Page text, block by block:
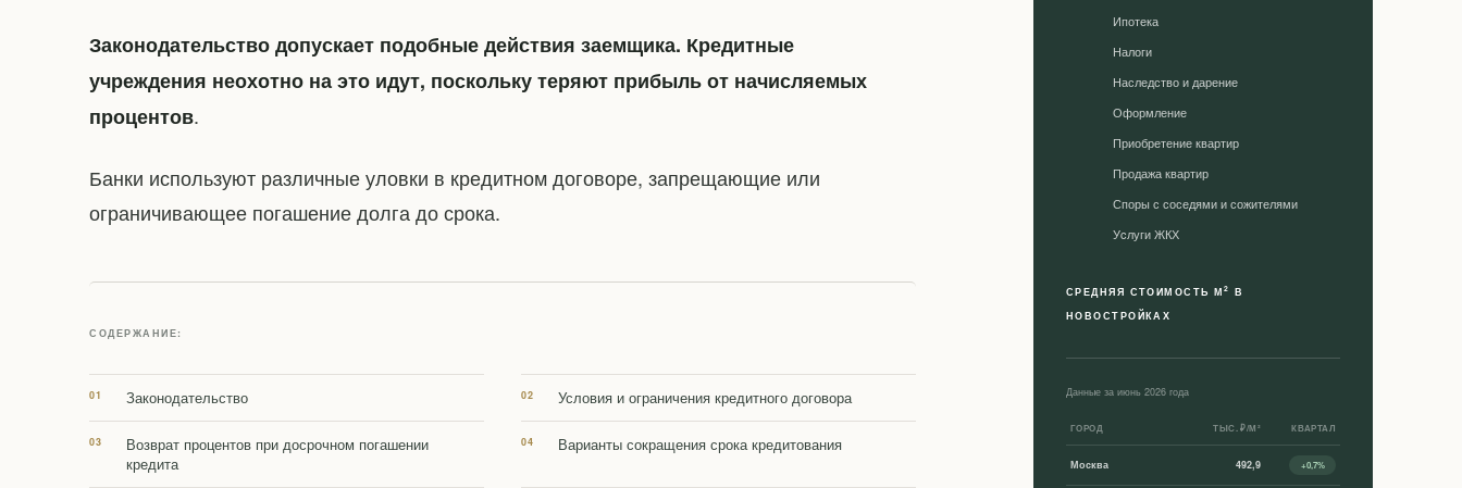
Законодательство допускает подобные действия заемщика. Кредитные
учреждения неохотно на это идут, поскольку теряют прибыль от начисляемых
процентов.
Банки используют различные уловки в кредитном договоре, запрещающие или
ограничивающее погашение долга до срока.
СОДЕРЖАНИЕ:
Законодательство Условия и ограничения кредитного договора
Возврат процентов при досрочном погашении
кредита
Варианты сокращения срока кредитования
Ипотека
Налоги
Наследство и дарение
Оформление
Приобретение квартир
Продажа квартир
Споры с соседями и сожителями
Уcлуги ЖКХ
СРЕДНЯЯ СТОИМОСТЬ М2 В
НОВОСТРОЙКАХ
Данные за июнь 2026 года
ГОРОД ТЫС. ₽/М² КВАРТАЛ
Москва 492,9 +0,7%